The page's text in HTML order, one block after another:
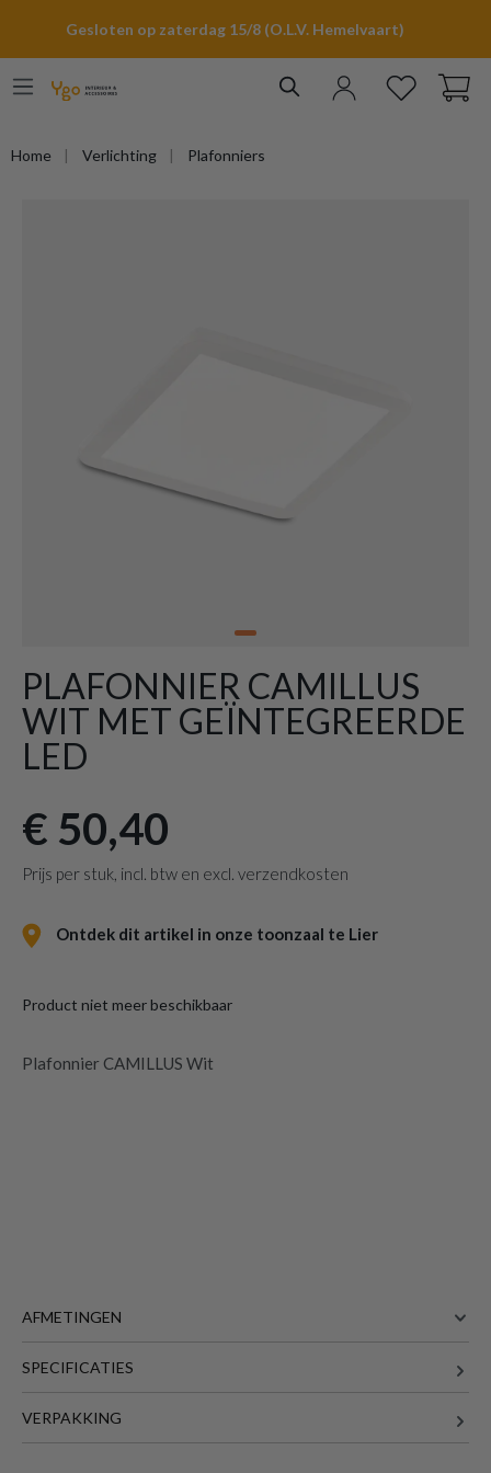
Gesloten op zaterdag 15/8 (O.L.V. Hemelvaart)
Home Verlichting Plafonniers
PLAFONNIER CAMILLUS
WIT MET GEÏNTEGREERDE
LED
€ 50,40
Prijs per stuk, incl. btw en excl. verzendkosten
Ontdek dit artikel in onze toonzaal te Lier
Product niet meer beschikbaar
Plafonnier CAMILLUS Wit
AFMETINGEN
DIEPTE
HOOGTE 3 cm
SPECIFICATIES
VERPAKKING